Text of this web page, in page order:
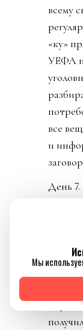
всему
«ку»
УЕФА
все
и
День
том,
тирана
Мы